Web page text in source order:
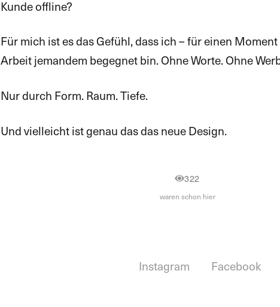
Kunde offline?
Für mich ist es das Gefühl, dass ich – für einen
Arbeit jemandem begegnet bin. Ohne Worte. Ohne
Nur durch Form. Raum. Tiefe.
Und vielleicht ist genau das das neue Design.
322
waren schon hier
Instagram Facebook